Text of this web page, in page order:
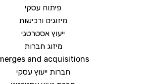
פיתוח עסקי
מיזוגים ורכישות
ייעוץ אסטרטגי
מיזוג חברות
merges and acquisitions
חברות ייעוץ עסקי